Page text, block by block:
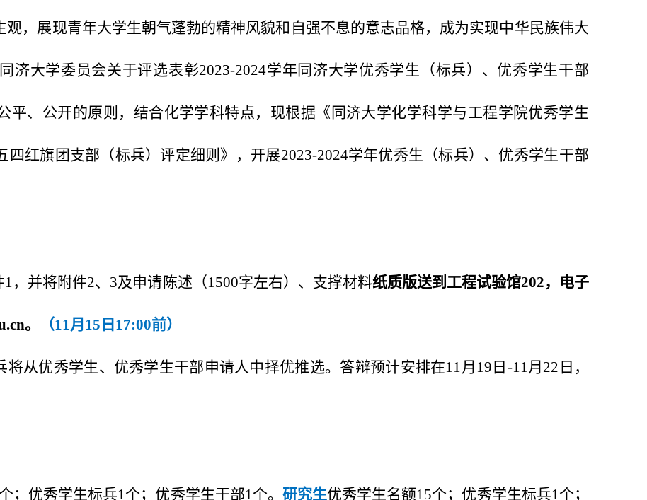
，展现青年大学生朝气蓬勃的精神风貌和自强不息的意志品格，成为实现中华民族伟大
济大学委员会关于评选表彰2023-2024学年同济大学优秀学生（标兵）、优秀学生干部
平、公开的原则，结合化学学科特点，现根据《同济大学化学科学与工程学院优秀学生
四红旗团支部（标兵）评定细则 》，开展2023-2024学年优秀生（标兵）、优秀学生干部
，并将附件2、3及申请陈述（1500字左右）、支撑材料纸质版送到工程试验馆202， 电子
。 （11月15日17:00前）
从优秀学生、优秀学生干部申请人中择优推选。 答辩预计安排在11月19日-11月22日，
；优秀学生标兵1个；优秀学生干部1个。 研究生优秀学生名额15个；优秀学生标兵1个；